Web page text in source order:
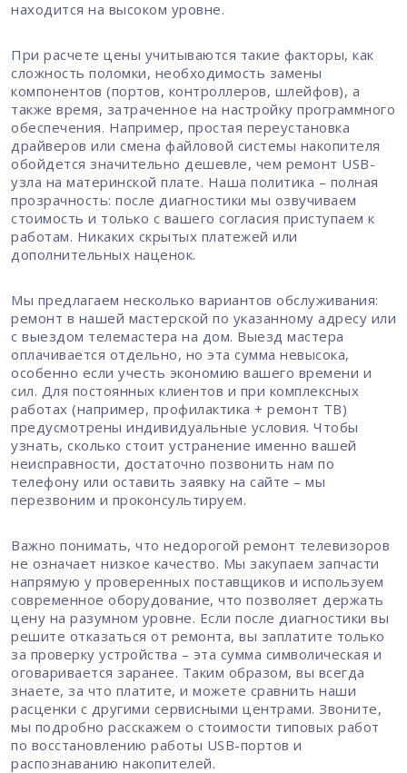
находится на высоком уровне.
При расчете цены учитываются такие факторы, как
сложность поломки, необходимость замены
компонентов (портов, контроллеров, шлейфов), а
также время, затраченное на настройку программного
обеспечения. Например, простая переустановка
драйверов или смена файловой системы накопителя
обойдется значительно дешевле, чем ремонт USB-
узла на материнской плате. Наша политика – полная
прозрачность: после диагностики мы озвучиваем
стоимость и только с вашего согласия приступаем к
работам. Никаких скрытых платежей или
дополнительных наценок.
Мы предлагаем несколько вариантов обслуживания:
ремонт в нашей мастерской по указанному адресу или
с выездом телемастера на дом. Выезд мастера
оплачивается отдельно, но эта сумма невысока,
особенно если учесть экономию вашего времени и
сил. Для постоянных клиентов и при комплексных
работах (например, профилактика + ремонт ТВ)
предусмотрены индивидуальные условия. Чтобы
узнать, сколько стоит устранение именно вашей
неисправности, достаточно позвонить нам по
телефону или оставить заявку на сайте – мы
перезвоним и проконсультируем.
Важно понимать, что недорогой ремонт телевизоров
не означает низкое качество. Мы закупаем запчасти
напрямую у проверенных поставщиков и используем
современное оборудование, что позволяет держать
цену на разумном уровне. Если после диагностики вы
решите отказаться от ремонта, вы заплатите только
за проверку устройства – эта сумма символическая и
оговаривается заранее. Таким образом, вы всегда
знаете, за что платите, и можете сравнить наши
расценки с другими сервисными центрами. Звоните,
мы подробно расскажем о стоимости типовых работ
по восстановлению работы USB-портов и
распознаванию накопителей.